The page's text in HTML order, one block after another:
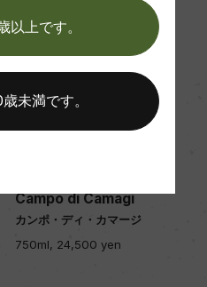
(225L、新樽)その後、
以上
Campo di Camagi
カンポ・ディ・カマージ
750ml, 24,500 yen
以上です。
未満です。